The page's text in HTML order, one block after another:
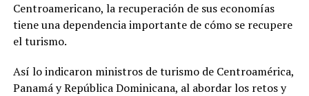
Centroamericano, la recuperación de sus economías
tiene una dependencia importante de cómo se recupere
el turismo.
Así lo indicaron ministros de turismo de Centroamérica,
Panamá y República Dominicana, al abordar los retos y